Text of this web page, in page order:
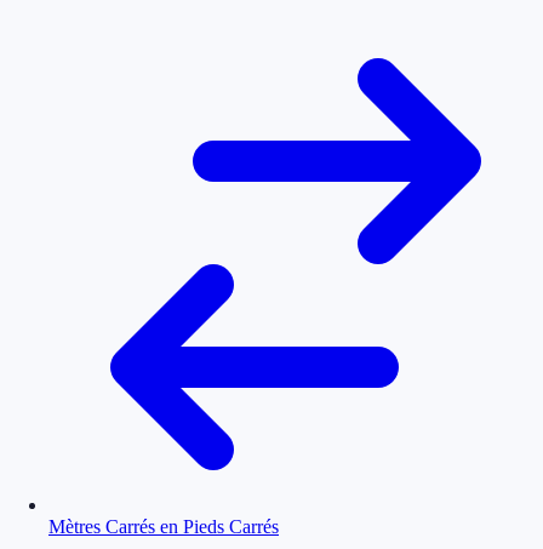
Mètres Carrés en Pieds Carrés